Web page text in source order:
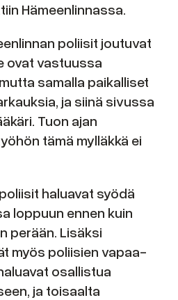
Hämeenlinnassa.
poliisit joutuvat
ovat vastuussa
samalla paikalliset
ja siinä sivussa
Tuon ajan
tämä mylläkkä ei
haluavat syödä
loppuun ennen kuin
perään. Lisäksi
myös poliisien vapaa-
osallistua
ja toisaalta